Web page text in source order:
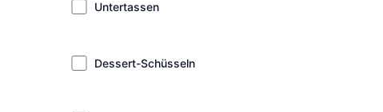
Untertassen
Dessert-Schüsseln